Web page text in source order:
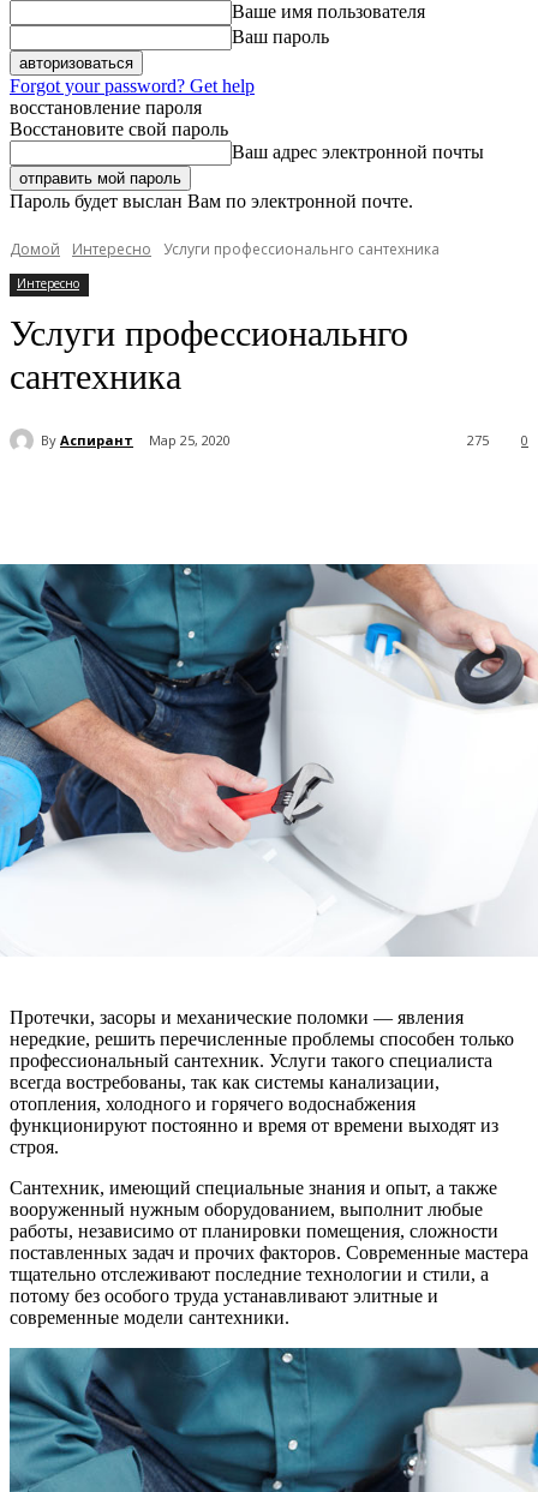
Ваше имя пользователя
Ваш пароль
Forgot your password? Get help
восстановление пароля
Восстановите свой пароль
Ваш адрес электронной почты
Пароль будет выслан Вам по электронной почте.
Домой Интересно Услуги профессиональнго сантехника
Интересно
Услуги профессиональнго
сантехника
By Аспирант Мар 25, 2020 0
275
Протечки, засоры и механические поломки — явления
нередкие, решить перечисленные проблемы способен только
профессиональный сантехник. Услуги такого специалиста
всегда востребованы, так как системы канализации,
отопления, холодного и горячего водоснабжения
функционируют постоянно и время от времени выходят из
строя.
Сантехник, имеющий специальные знания и опыт, а также
вооруженный нужным оборудованием, выполнит любые
работы, независимо от планировки помещения, сложности
поставленных задач и прочих факторов. Современные мастера
тщательно отслеживают последние технологии и стили, а
потому без особого труда устанавливают элитные и
современные модели сантехники.